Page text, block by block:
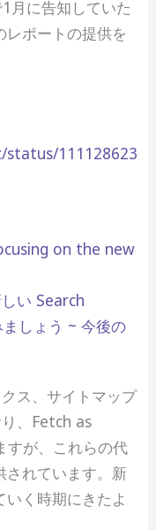
月に告知していた
ポートの提供を
111128623
on the new
い Search
しょう ~ 今後の
ス、サイトマップ
、Fetch as
すが、これらの代
れています。新
く時期にきたよ